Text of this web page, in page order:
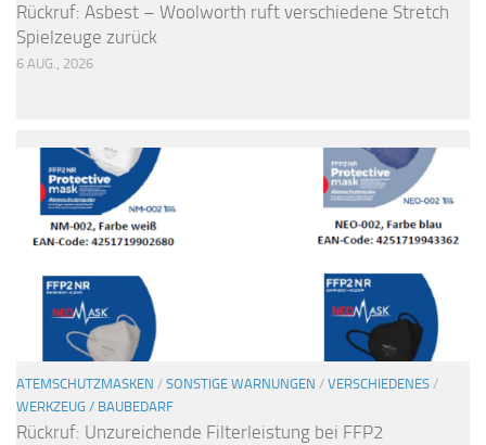
Rückruf: Asbest – Woolworth ruft verschiedene Stretch
Spielzeuge zurück
6 AUG., 2026
ATEMSCHUTZMASKEN / SONSTIGE WARNUNGEN / VERSCHIEDENES /
WERKZEUG / BAUBEDARF
Rückruf: Unzureichende Filterleistung bei FFP2